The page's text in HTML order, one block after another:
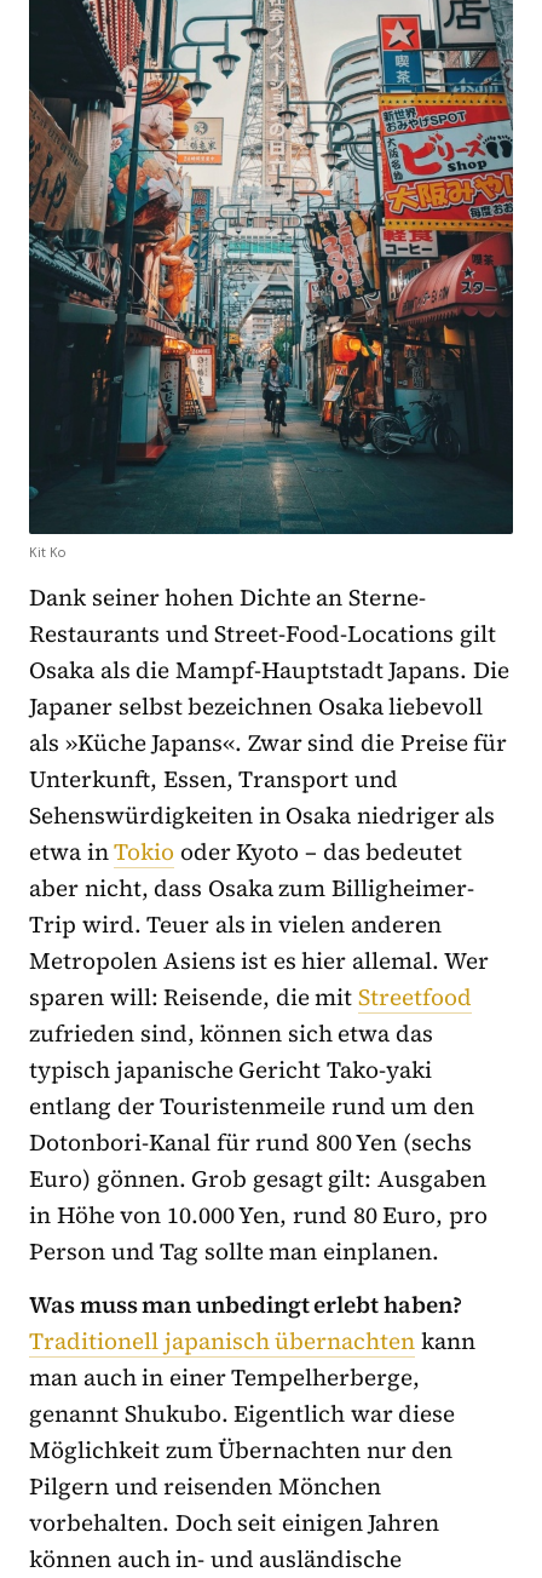
Kit Ko
Dank seiner hohen Dichte an Sterne-
Restaurants und Street-Food-Locations gilt
Osaka als die Mampf-Hauptstadt Japans. Die
Japaner selbst bezeichnen Osaka liebevoll
als »Küche Japans«. Zwar sind die Preise für
Unterkunft, Essen, Transport und
Sehenswürdigkeiten in Osaka niedriger als
etwa inTokio oder Kyoto – das bedeutet
aber nicht, dass Osaka zum Billigheimer-
Trip wird. Teuer als in vielen anderen
Metropolen Asiens ist es hier allemal. Wer
sparen will: Reisende, die mitStreetfood
zufrieden sind, können sich etwa das
typisch japanische Gericht Tako-yaki
entlang der Touristenmeile rund um den
Dotonbori-Kanal für rund 800 Yen (sechs
Euro) gönnen. Grob gesagt gilt: Ausgaben
in Höhe von 10.000 Yen, rund 80 Euro, pro
Person und Tag sollte man einplanen.
Was muss man unbedingt erlebt haben?
Traditionell japanisch übernachtenkann
man auch in einer Tempelherberge,
genannt Shukubo. Eigentlich war diese
Möglichkeit zum Übernachten nur den
Pilgern und reisenden Mönchen
vorbehalten. Doch seit einigen Jahren
können auch in- und ausländische